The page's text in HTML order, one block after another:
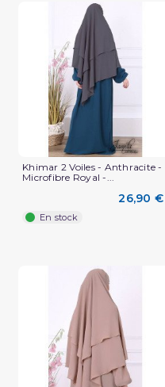
Khimar 2 Voiles - Anthracite -
Microfibre Royal -...
26,90 €
En stock